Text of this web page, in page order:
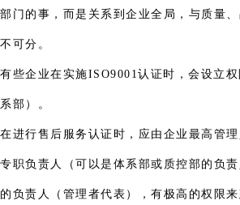
部门的事，而是关系到企业全局，与质量
不可分。
有些企业在实施ISO9001认证时，会设立
系部）。
在进行售后服务认证时，应由企业最高管
专职负责人（可以是体系部或质控部的负
的负责人（管理者代表），有极高的权限